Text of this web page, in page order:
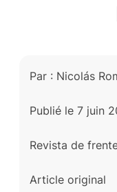
Par : Nicolás
Publié le 7 juin
Revista de
Article original